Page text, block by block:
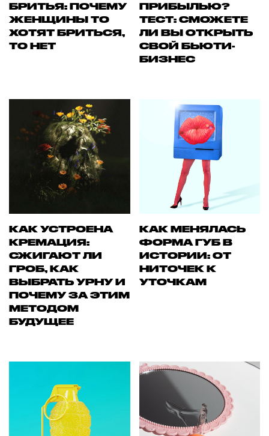
БРИТЬЯ: ПОЧЕМУ
ЖЕНЩИНЫ ТО
ХОТЯТ БРИТЬСЯ,
ТО НЕТ
ПРИБЫЛЬЮ?
ТЕСТ: СМОЖЕТЕ
ЛИ ВЫ ОТКРЫТЬ
СВОЙ БЬЮТИ-
БИЗНЕС
КАК УСТРОЕНА
КРЕМАЦИЯ:
СЖИГАЮТ ЛИ
ГРОБ, КАК
ВЫБРАТЬ УРНУ И
ПОЧЕМУ ЗА ЭТИМ
МЕТОДОМ
БУДУЩЕЕ
КАК МЕНЯЛАСЬ
ФОРМА ГУБ В
ИСТОРИИ: ОТ
НИТОЧЕК К
УТОЧКАМ